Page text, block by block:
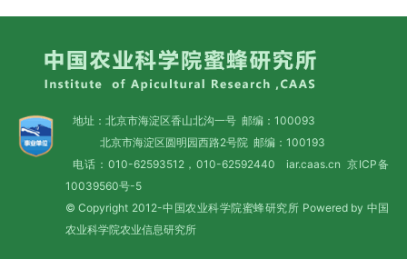
地址：北京市海淀区香山北沟一号 邮编：100093
北京市海淀区圆明园西路2号院 邮编：100193
电话：010-62593512，010-62592440 iar.caas.cn 京ICP备
10039560号-5
© Copyright 2012-中国农业科学院蜜蜂研究所 Powered by 中国
农业科学院农业信息研究所